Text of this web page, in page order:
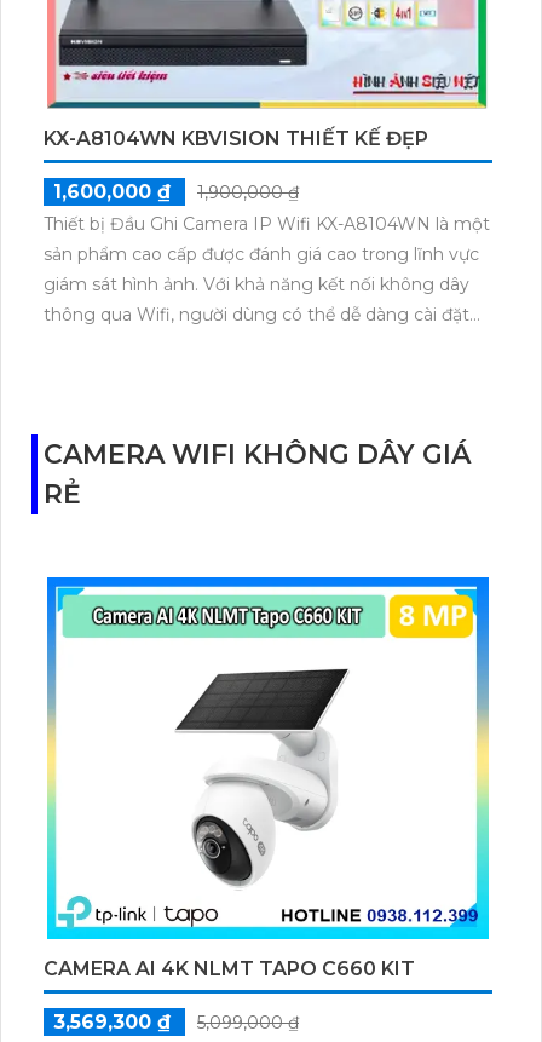
KX-A8104WN KBVISION THIẾT KẾ ĐẸP
1,600,000 ₫
1,900,000 ₫
Thiết bị Đầu Ghi Camera IP Wifi KX-A8104WN là một
sản phẩm cao cấp được đánh giá cao trong lĩnh vực
giám sát hình ảnh. Với khả năng kết nối không dây
thông qua Wifi, người dùng có thể dễ dàng cài đặt
chế độ ghi theo chuyển động và hồng ngoại thông
minh giúp tăng cường bảo mật cho ngôi nhà hoặc
công ty của bạn.
CAMERA WIFI KHÔNG DÂY GIÁ
RẺ
CAMERA AI 4K NLMT TAPO C660 KIT
3,569,300 ₫
5,099,000 ₫